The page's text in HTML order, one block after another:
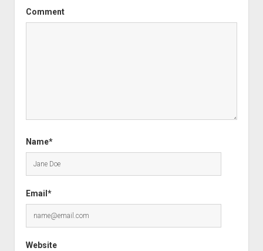
Comment
Name*
Email*
Website